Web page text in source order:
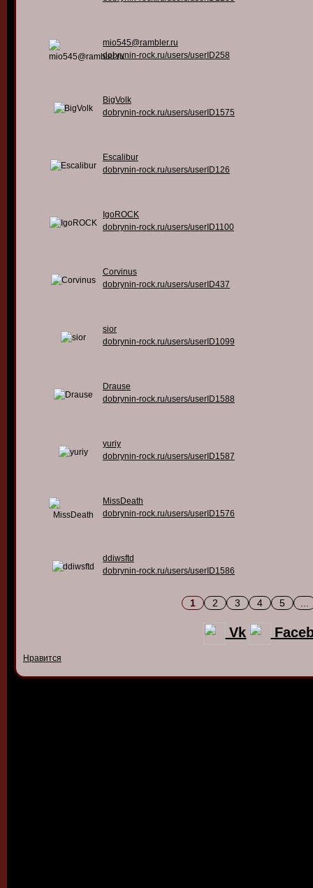
mio545@rambler.ru
dobrynin-rock.ru/users/userID258
BigVolk
dobrynin-rock.ru/users/userID1575
Escalibur
dobrynin-rock.ru/users/userID126
IgoROCK
dobrynin-rock.ru/users/userID1100
Corvinus
dobrynin-rock.ru/users/userID437
sior
dobrynin-rock.ru/users/userID1099
Drause
dobrynin-rock.ru/users/userID1588
yuriy
dobrynin-rock.ru/users/userID1587
MissDeath
dobrynin-rock.ru/users/userID1576
ddiwsftd
dobrynin-rock.ru/users/userID1586
1 2 3 4 5
Vk
Нравится